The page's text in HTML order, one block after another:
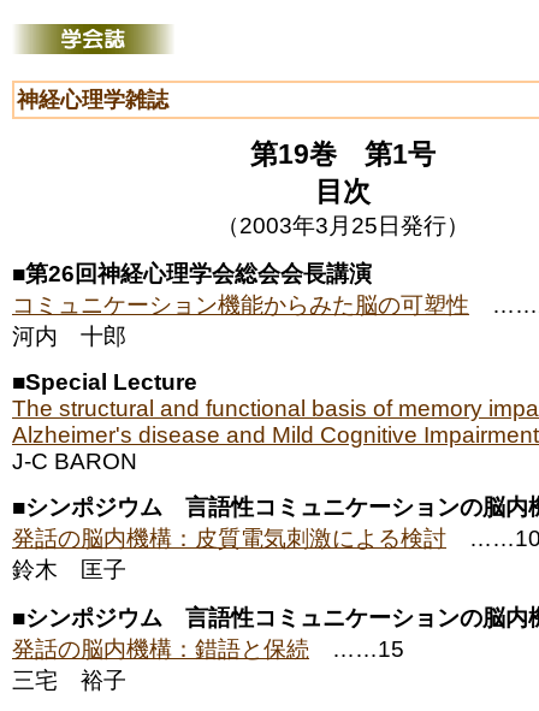
神経心理学雑誌
第19巻 第1号
目次
（2003年3月25日発行）
■第26回神経心理学会総会会長講演
コミュニケーション機能からみた脳の可塑性
河内 十郎
■Special Lecture
The structural and functional basis of memory
Alzheimer's disease and Mild Cognitive Impairment
J-C BARON
■シンポジウム 言語性コミュニケーションの脳内
発話の脳内機構：皮質電気刺激による検討
鈴木 匡子
■シンポジウム 言語性コミュニケーションの脳内
発話の脳内機構：錯語と保続 ……15
三宅 裕子